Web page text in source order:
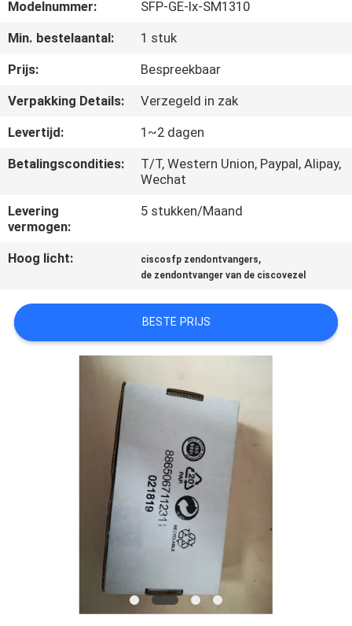
KWALITEITSCONTROLE
NEEM
CONTACT
ONS
OP
NIEUWS
GEVALLEN
SITEMAP
PRIVACYBELEID
Modelnummer:
SFP-GE-lx-SM1310
Min. bestelaantal:
1 stuk
Prijs:
Bespreekbaar
Verpakking Details:
Verzegeld in zak
Levertijd:
1~2 dagen
Betalingscondities:
T/T, Western Union, Paypal, Alipay,
Wechat
Levering
vermogen:
5 stukken/Maand
Hoog licht: ciscosfp zendontvangers,
de zendontvanger van de ciscovezel
BESTE PRIJS